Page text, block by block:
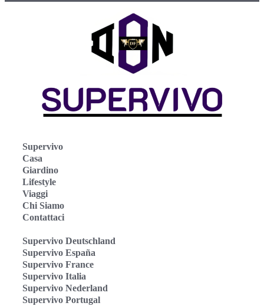
Supervivo
Casa
Giardino
Lifestyle
Viaggi
Chi Siamo
Contattaci
Supervivo Deutschland
Supervivo España
Supervivo France
Supervivo Italia
Supervivo Nederland
Supervivo Portugal